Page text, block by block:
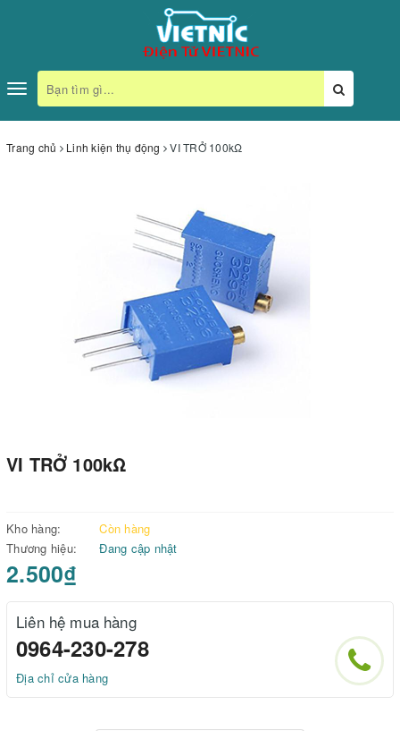
Toggle
navigation
Trang chủ Linh kiện thụ động VI TRỞ 100kΩ
VI TRỞ 100kΩ
Kho hàng:
Còn hàng
Thương hiệu:
Đang cập nhật
2.500₫
Liên hệ mua hàng
0964-230-278
Địa chỉ cửa hàng